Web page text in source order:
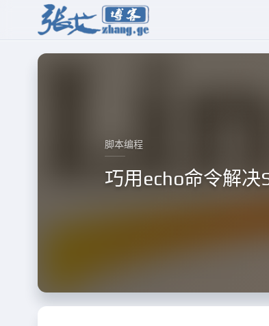
脚本编程
巧用echo命令解决